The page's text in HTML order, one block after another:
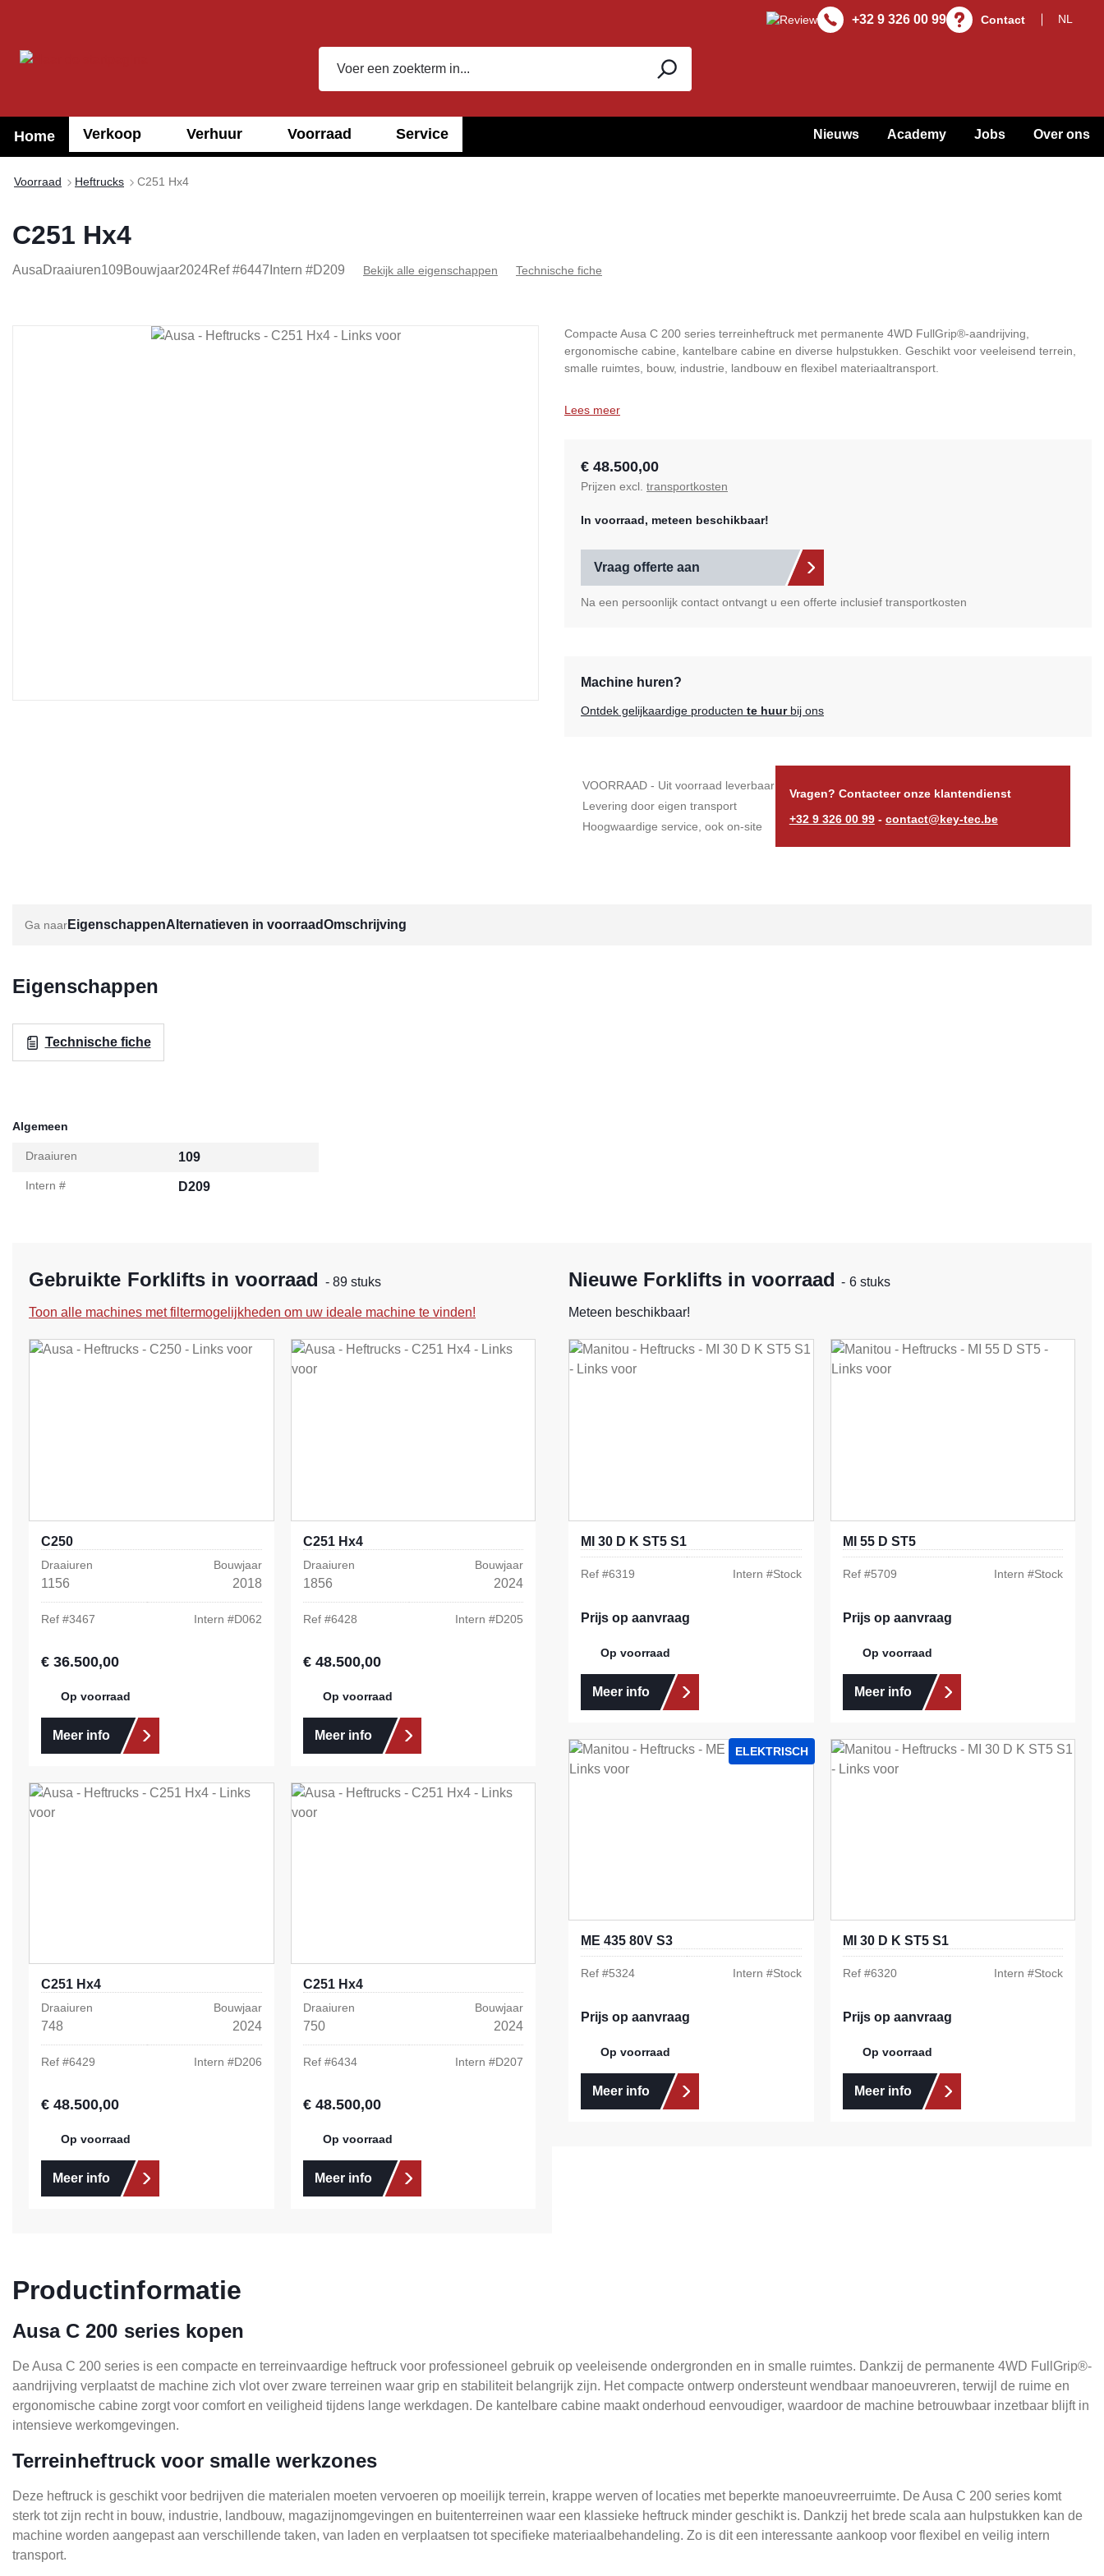
+32 9 326 00 99 Contact
Home Verkoop Verhuur Voorraad Service Nieuws Academy Jobs Over ons
Voorraad Heftrucks C251 Hx4
C251 Hx4
AusaDraaiuren109Bouwjaar2024Ref #6447 Intern #D209 Bekijk alle eigenschappen Technische fiche
Afbeeldingengalerij overslaan
Compacte Ausa C 200 series terreinheftruck met permanente 4WD FullGrip®-aandrijving,
ergonomische cabine, kantelbare cabine en diverse hulpstukken. Geschikt voor veeleisend terrein,
smalle ruimtes, bouw, industrie, landbouw en flexibel materiaaltransport.
Lees meer
€ 48.500,00
Prijzen excl. transportkosten
In voorraad, meteen beschikbaar!
Vraag offerte aan
Na een persoonlijk contact ontvangt u een offerte inclusief transportkosten
Machine huren?
Ontdek gelijkaardige producten te huurbij ons
VOORRAAD - Uit voorraad leverbaar
Levering door eigen transport
Hoogwaardige service, ook on-site
Vragen? Contacteer onze klantendienst
+32 9 326 00 99- contact@key-tec.be
EigenschappenAlternatieven in voorraadOmschrijving
Eigenschappen
Technische fiche
Algemeen
Draaiuren 109
Intern # D209
Gebruikte Forklifts in voorraad - 89 stuks
Toon alle machines met filtermogelijkheden om uw ideale machine te vinden!
C250
Draaiuren
1156
Bouwjaar
2018
Ref #3467 Intern #D062
Normale prijs:
€ 36.500,00
Op voorraad
Meer info
C251 Hx4
Draaiuren
1856
Bouwjaar
2024
Ref #6428 Intern #D205
Normale prijs:
€ 48.500,00
Op voorraad
Meer info
C251 Hx4
Draaiuren
748
Bouwjaar
2024
Ref #6429 Intern #D206
Normale prijs:
€ 48.500,00
Op voorraad
Meer info
C251 Hx4
Draaiuren
750
Bouwjaar
2024
Ref #6434 Intern #D207
Normale prijs:
€ 48.500,00
Op voorraad
Meer info
Nieuwe Forklifts in voorraad- 6 stuks
Meteen beschikbaar!
MI 30 D K ST5 S1
Ref #6319 Intern #Stock
Prijs op aanvraag
Op voorraad
Meer info
MI 55 D ST5
Ref #5709 Intern #Stock
Prijs op aanvraag
Op voorraad
Meer info
ELEKTRISCH
ME 435 80V S3
Ref #5324 Intern #Stock
Prijs op aanvraag
Op voorraad
Meer info
MI 30 D K ST5 S1
Ref #6320 Intern #Stock
Prijs op aanvraag
Op voorraad
Meer info
Productinformatie
Ausa C 200 series kopen
De Ausa C 200 series is een compacte en terreinvaardige heftruck voor professioneel gebruik op veeleisende ondergronden en in smalle ruimtes. Dankzij de permanente 4WD FullGrip®-
aandrijving verplaatst de machine zich vlot over zware terreinen waar grip en stabiliteit belangrijk zijn. Het compacte ontwerp ondersteunt wendbaar manoeuvreren, terwijl de ruime en
ergonomische cabine zorgt voor comfort en veiligheid tijdens lange werkdagen. De kantelbare cabine maakt onderhoud eenvoudiger, waardoor de machine betrouwbaar inzetbaar blijft in
intensieve werkomgevingen.
Terreinheftruck voor smalle werkzones
Deze heftruck is geschikt voor bedrijven die materialen moeten vervoeren op moeilijk terrein, krappe werven of locaties met beperkte manoeuvreerruimte. De Ausa C 200 series komt
sterk tot zijn recht in bouw, industrie, landbouw, magazijnomgevingen en buitenterreinen waar een klassieke heftruck minder geschikt is. Dankzij het brede scala aan hulpstukken kan de
machine worden aangepast aan verschillende taken, van laden en verplaatsen tot specifieke materiaalbehandeling. Zo is dit een interessante aankoop voor flexibel en veilig intern
transport.